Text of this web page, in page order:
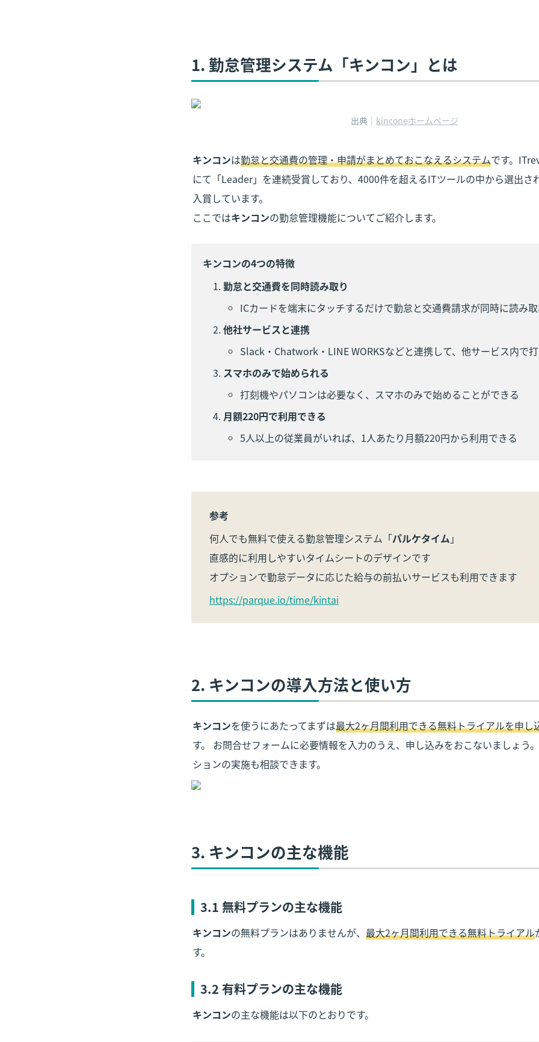
1. 勤怠管理システム「キンコン」とは
出典｜ kinconeホームページ
キンコンは勤怠と交通費の管理・申請がまとめておこなえるシステムです。
にて「Leader」を連続受賞しており、4000件を超えるITツールの中から選出さ
入賞しています。
ここではキンコンの勤怠管理機能についてご紹介します。
キンコンの4つの特徴
勤怠と交通費を同時読み取り
ICカードを端末にタッチするだけで勤怠と交通費請求が同時に読み
他社サービスと連携
Slack・Chatwork・LINE WORKSなどと連携して、他サービス内で
スマホのみで始められる
打刻機やパソコンは必要なく、スマホのみで始めることができる
月額220円で利用できる
5人以上の従業員がいれば、1人あたり月額220円から利用できる
参考
何人でも無料で使える勤怠管理システム「パルケタイム 」
直感的に利用しやすいタイムシートのデザインです
オプションで勤怠データに応じた給与の前払いサービスも利用できます
https://parque.io/time/kintai
2. キンコンの導入方法と使い方
キンコンを使うにあたってまずは最大2ヶ月間利用できる無料トライアルを申し
す。 お問合せフォームに必要情報を入力のうえ、申し込みをおこないましょう
ションの実施も相談できます。
3. キンコンの主な機能
3.1 無料プランの主な機能
キンコンの無料プランはありませんが、 最大2ヶ月間利用できる無料トライアル
す。
3.2 有料プランの主な機能
キンコンの主な機能は以下のとおりです。